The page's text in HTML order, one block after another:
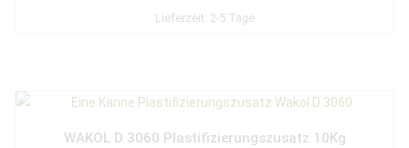
Lieferzeit: 2-5 Tage
WAKOL D 3060 Plastifizierungszusatz 10Kg